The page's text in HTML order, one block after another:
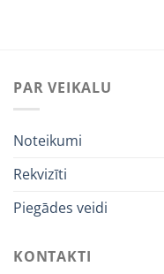
PAR VEIKALU
Noteikumi
Rekvizīti
Piegādes veidi
KONTAKTI